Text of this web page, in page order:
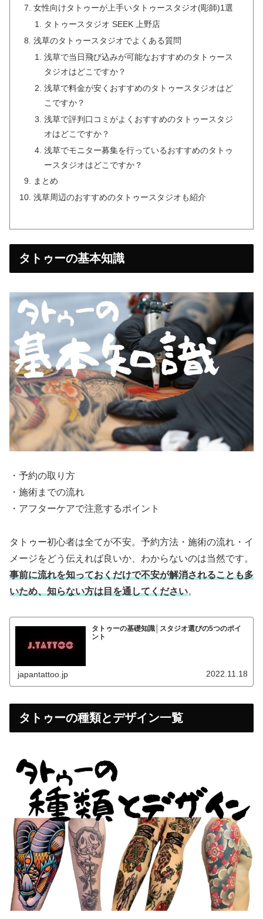
女性向けタトゥーが上手いタトゥースタジオ(彫師)1選
タトゥースタジオ SEEK 上野店
浅草のタトゥースタジオでよくある質問
浅草で当日飛び込みが可能なおすすめのタトゥース
タジオはどこですか？
浅草で料金が安くおすすめのタトゥースタジオはど
こですか？
浅草で評判口コミがよくおすすめのタトゥースタジ
オはどこですか？
浅草でモニター募集を行っているおすすめのタトゥ
ースタジオはどこですか？
まとめ
浅草周辺のおすすめのタトゥースタジオも紹介
タトゥーの基本知識
・予約の取り方
・施術までの流れ
・アフターケアで注意するポイント
タトゥー初心者は全てが不安。予約方法・施術の流れ・イ
メージをどう伝えれば良いか、わからないのは当然です。
事前に流れを知っておくだけで不安が解消されることも多
いため、知らない方は目を通してください。
タトゥーの基礎知識│スタジオ選びの5つのポイ
ント
japantattoo.jp 2022.11.18
タトゥーの種類とデザイン一覧